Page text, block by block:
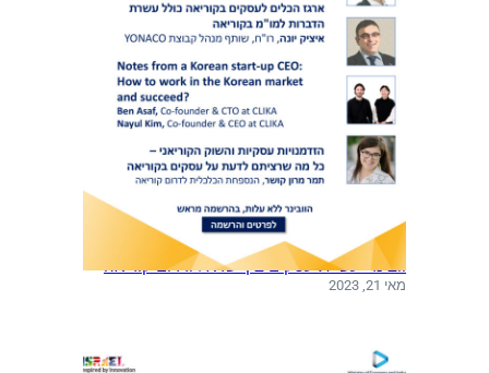
וובינר: עשיית עסקים בין ישראל ודרום קוריאה
מאי 21, 2023